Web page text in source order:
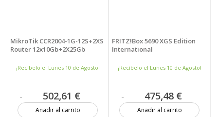
MikroTik CCR2004-1G-12S+2XS
Router 12x10Gb+2X25Gb
¡Recíbelo el Lunes 10 de Agosto!
502,61 €
Añadir al carrito
FRITZ!Box 5690 XGS Edition
International
¡Recíbelo el Lunes 10 de Agosto!
475,48 €
Añadir al carrito